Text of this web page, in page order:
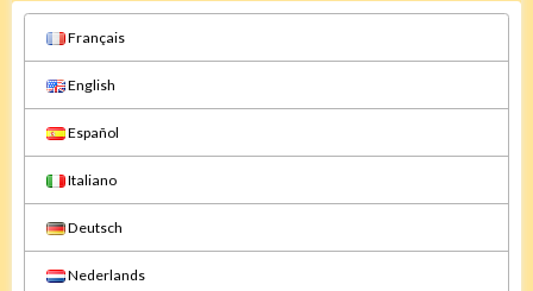
Français
English
Español
Italiano
Deutsch
Nederlands